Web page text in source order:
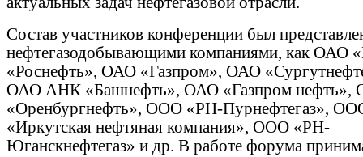
Состав участников конференции был
нефтегазодобывающими компаниями, как ОАО
«Роснефть», ОАО «Газпром», ОАО
ОАО АНК «Башнефть», ОАО «Газпром нефть»,
«Оренбургнефть», ООО «РН-Пурнефтегаз»,
«Иркутская нефтяная компания», ООО «РН-
Юганскнефтегаз» и др. В работе форума